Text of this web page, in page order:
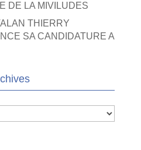
DE LA MIVILUDES
THIERRY
SA CANDIDATURE A